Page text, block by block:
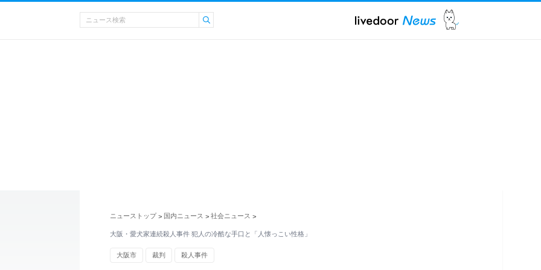
ニューストップ > 国内ニュース > 社会ニュース >
大阪・愛犬家連続殺人事件 犯人の冷酷な手口と「人懐っこい性格」
大阪市 裁判 殺人事件